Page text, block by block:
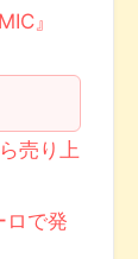
』
売り上
ロで発